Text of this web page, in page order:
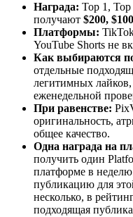
Награда: Top 1,
получают $200,
Платформы:
YouTube Shorts не
Как выбираются
отдельные
легитимных
еженедельной
При равенстве:
оригинальность,
общее качество.
Одна награда на
получить один
платформе в
публикацию для
несколько, в
подходящая